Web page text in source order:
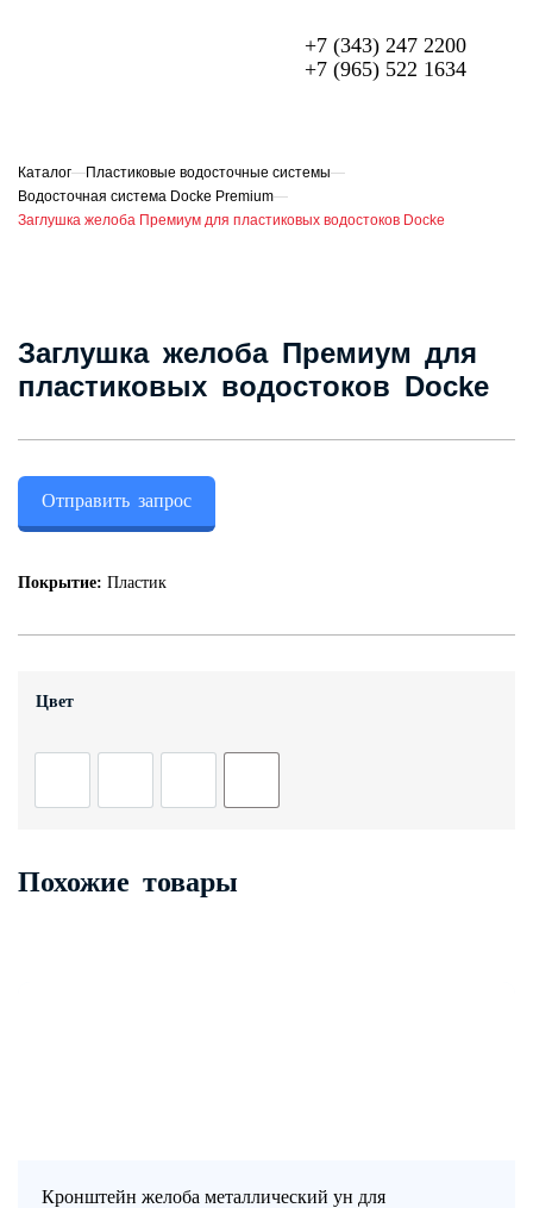
+7 (343) 247 2200
+7 (965) 522 1634
ПРОФЛИСТ
ФАСАДЫ
СЭНДВИЧ-ПАНЕЛИ
О компании
Заказать обратный звонок
Каталог—Пластиковые водосточные системы—
Водосточная система Docke Premium—
Заглушка желоба Премиум для пластиковых водостоков Docke
Заглушка желоба Премиум для
пластиковых водостоков Docke
Отправить запрос
Покрытие: Пластик
Цвет
Похожие товары
Кронштейн желоба металлический ун для